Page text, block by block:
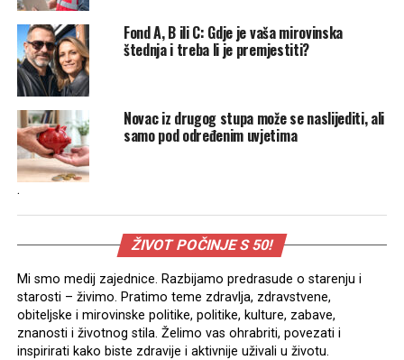
Fond A, B ili C: Gdje je vaša mirovinska
štednja i treba li je premjestiti?
Novac iz drugog stupa može se naslijediti, ali
samo pod određenim uvjetima
.
ŽIVOT POČINJE S 50!
Mi smo medij zajednice. Razbijamo predrasude o starenju i
starosti – živimo. Pratimo teme zdravlja, zdravstvene,
obiteljske i mirovinske politike, politike, kulture, zabave,
znanosti i životnog stila. Želimo vas ohrabriti, povezati i
inspirirati kako biste zdravije i aktivnije uživali u životu.